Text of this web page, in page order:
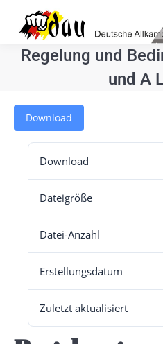
Regelung und
und A
Download
Download
Dateigröße
Datei-Anzahl
Erstellungsdatum
Zuletzt aktualisiert